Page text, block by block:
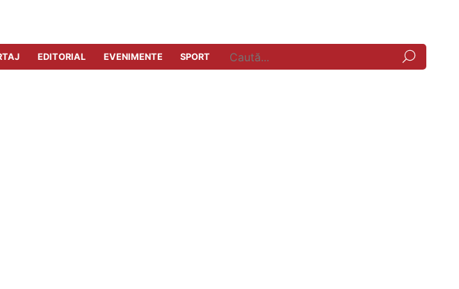
EDITORIAL EVENIMENTE SPORT